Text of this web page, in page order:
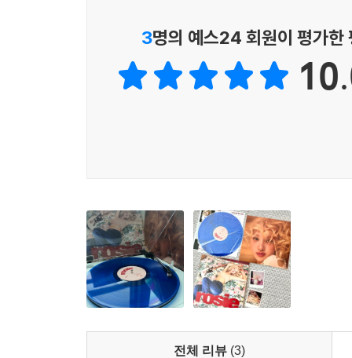
3명의 예스24 회원이 평가한
전체 리뷰 (3)